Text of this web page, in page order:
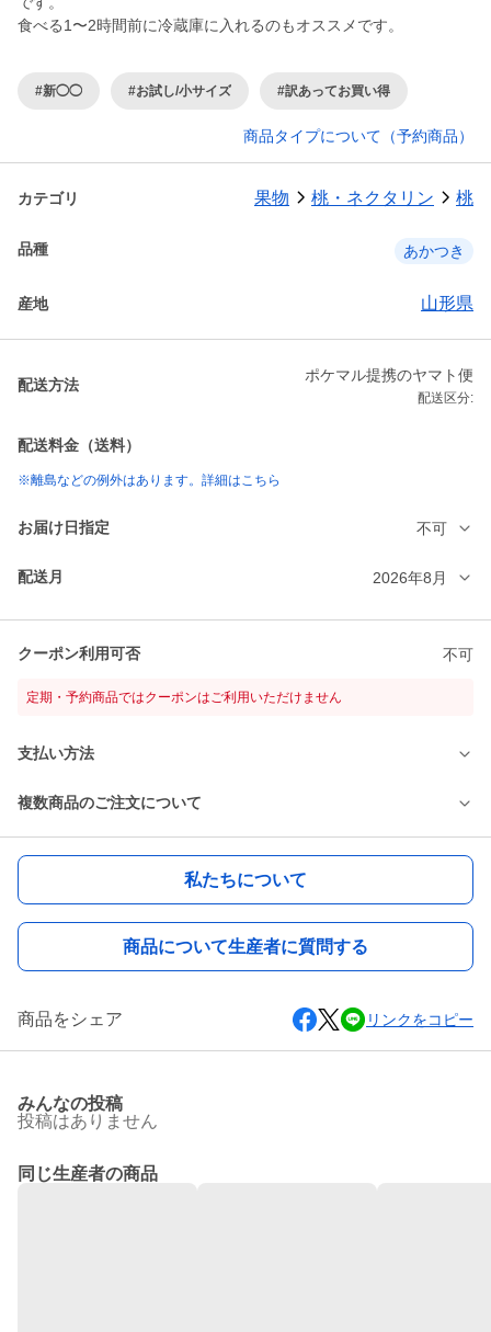
食べる1〜2時間前に冷蔵庫に入れるのもオススメです。
#新◯◯ #お試し/小サイズ #訳あってお買い得
商品タイプについて（予約商品）
カテゴリ 果物 桃・ネクタリン 桃
品種 あかつき
産地 山形県
配送方法
ポケマル提携のヤマト便
配送区分:
配送料金（送料）
※離島などの例外はあります。詳細はこちら
お届け日指定 不可
配送月 2026年8月
クーポン利用可否 不可
定期・予約商品ではクーポンはご利用いただけません
支払い方法
複数商品のご注文について
私たちについて
商品について生産者に質問する
商品をシェア リンクをコピー
みんなの投稿
投稿はありません
同じ生産者の商品